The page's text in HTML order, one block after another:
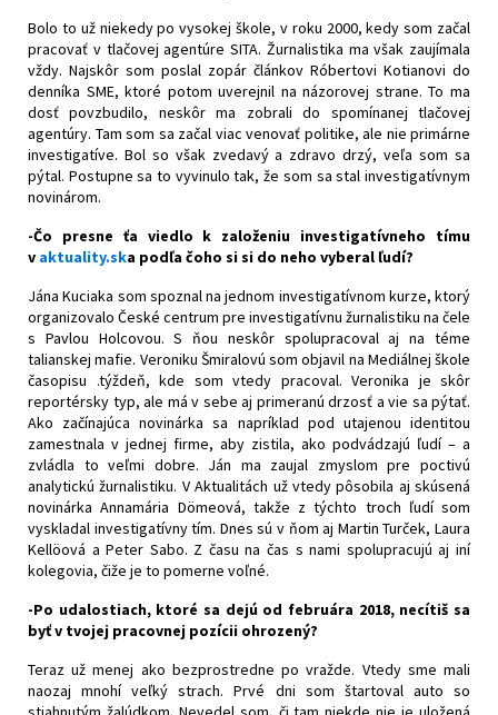
Bolo to už niekedy po vysokej škole, v roku 2000, kedy som začal
pracovať v tlačovej agentúre SITA. Žurnalistika ma však zaujímala
vždy. Najskôr som poslal zopár článkov Róbertovi Kotianovi do
denníka SME, ktoré potom uverejnil na názorovej strane. To ma
dosť povzbudilo, neskôr ma zobrali do spomínanej tlačovej
agentúry. Tam som sa začal viac venovať politike, ale nie primárne
investigatíve. Bol so však zvedavý a zdravo drzý, veľa som sa
pýtal. Postupne sa to vyvinulo tak, že som sa stal investigatívnym
novinárom.
-Čo presne ťa viedlo k založeniu investigatívneho tímu
v aktuality.ska podľa čoho si si do neho vyberal ľudí?
Jána Kuciaka som spoznal na jednom investigatívnom kurze, ktorý
organizovalo České centrum pre investigatívnu žurnalistiku na čele
s Pavlou Holcovou. S ňou neskôr spolupracoval aj na téme
talianskej mafie. Veroniku Šmiralovú som objavil na Mediálnej škole
časopisu .týždeň, kde som vtedy pracoval. Veronika je skôr
reportérsky typ, ale má v sebe aj primeranú drzosť a vie sa pýtať.
Ako začínajúca novinárka sa napríklad pod utajenou identitou
zamestnala v jednej firme, aby zistila, ako podvádzajú ľudí – a
zvládla to veľmi dobre. Ján ma zaujal zmyslom pre poctivú
analytickú žurnalistiku. V Aktualitách už vtedy pôsobila aj skúsená
novinárka Annamária Dömeová, takže z týchto troch ľudí som
vyskladal investigatívny tím. Dnes sú v ňom aj Martin Turček, Laura
Kellöová a Peter Sabo. Z času na čas s nami spolupracujú aj iní
kolegovia, čiže je to pomerne voľné.
-Po udalostiach, ktoré sa dejú od februára 2018, necítiš sa
byť v tvojej pracovnej pozícii ohrozený?
Teraz už menej ako bezprostredne po vražde. Vtedy sme mali
naozaj mnohí veľký strach. Prvé dni som štartoval auto so